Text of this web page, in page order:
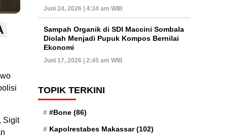
Sigit
Juni 24, 2026 | 4:34 am WIB
Sampah Organik di SDI Maccini Sombala
Diolah Menjadi Pupuk Kompos Bernilai
Ekonomi
Juni 17, 2026 | 2:45 am WIB
TOPIK TERKINI
#Bone (86)
Kapolrestabes Makassar(102)